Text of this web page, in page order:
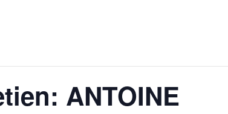
ANTOINE